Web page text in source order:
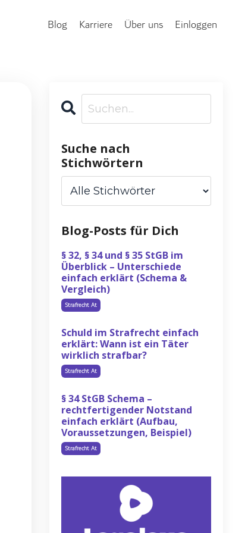
Blog Karriere Über uns Einloggen
Suche nach
Stichwörtern
Blog-Posts für Dich
§ 32, § 34 und § 35 StGB im
Überblick – Unterschiede
einfach erklärt (Schema &
Vergleich)
Strafrecht At
Schuld im Strafrecht einfach
erklärt: Wann ist ein Täter
wirklich strafbar?
Strafrecht At
§ 34 StGB Schema –
rechtfertigender Notstand
einfach erklärt (Aufbau,
Voraussetzungen, Beispiel)
Strafrecht At